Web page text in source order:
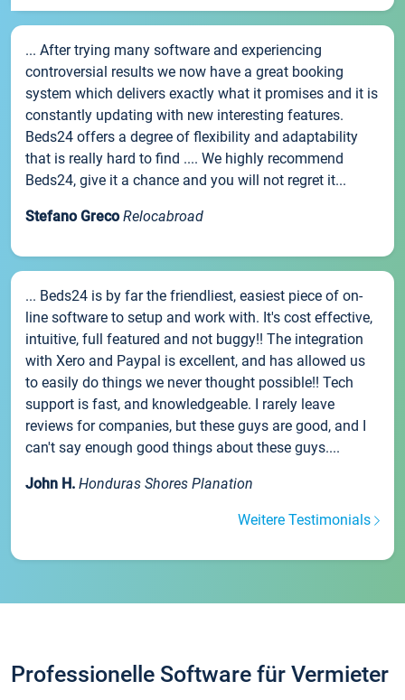
... After trying many software and experiencing
controversial results we now have a great booking
system which delivers exactly what it promises and it is
constantly updating with new interesting features.
Beds24 offers a degree of flexibility and adaptability
that is really hard to find .... We highly recommend
Beds24, give it a chance and you will not regret it...
Stefano Greco Relocabroad
... Beds24 is by far the friendliest, easiest piece of on-
line software to setup and work with. It's cost effective,
intuitive, full featured and not buggy!! The integration
with Xero and Paypal is excellent, and has allowed us
to easily do things we never thought possible!! Tech
support is fast, and knowledgeable. I rarely leave
reviews for companies, but these guys are good, and I
can't say enough good things about these guys....
John H. Honduras Shores Planation
Weitere Testimonials
Professionelle Software für Vermieter